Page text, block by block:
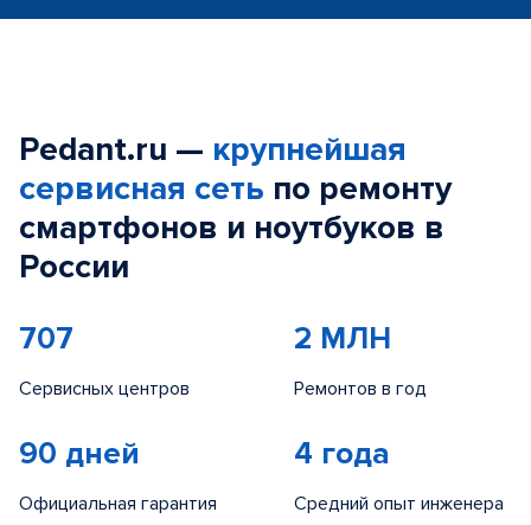
Pedant.ru — крупнейшая
сервисная сеть по ремонту
смартфонов и ноутбуков в
России
707
Сервисных центров
2 МЛН
Ремонтов в год
90 дней
Официальная гарантия
4 года
Средний опыт инженера